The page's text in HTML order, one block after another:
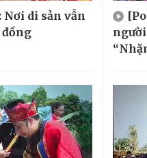
di sản vẫn
đồng